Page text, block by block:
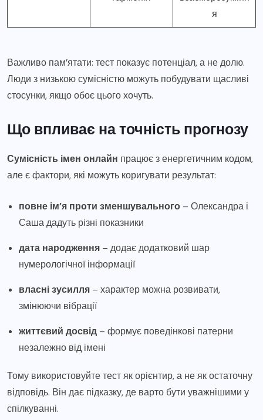
я
Важливо пам’ятати: тест показує потенціал, а не долю.
Люди з низькою сумісністю можуть побудувати щасливі
стосунки, якщо обоє цього хочуть.
Що впливає на точність прогнозу
Сумісність імен онлайн працює з енергетичним кодом,
але є фактори, які можуть коригувати результат:
повне ім’я проти зменшувального – Олександра і
Саша дадуть різні показники
дата народження – додає додатковий шар
нумерологічної інформації
власні зусилля – характер можна розвивати,
змінюючи вібрації
життєвий досвід – формує поведінкові патерни
незалежно від імені
Тому використовуйте тест як орієнтир, а не як остаточну
відповідь. Він дає підказку, де варто бути уважнішими у
спілкуванні.